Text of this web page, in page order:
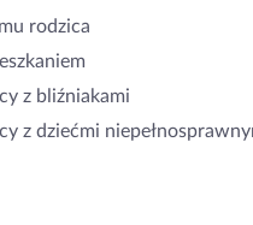
rodzica
z bliźniakami
z dziećmi